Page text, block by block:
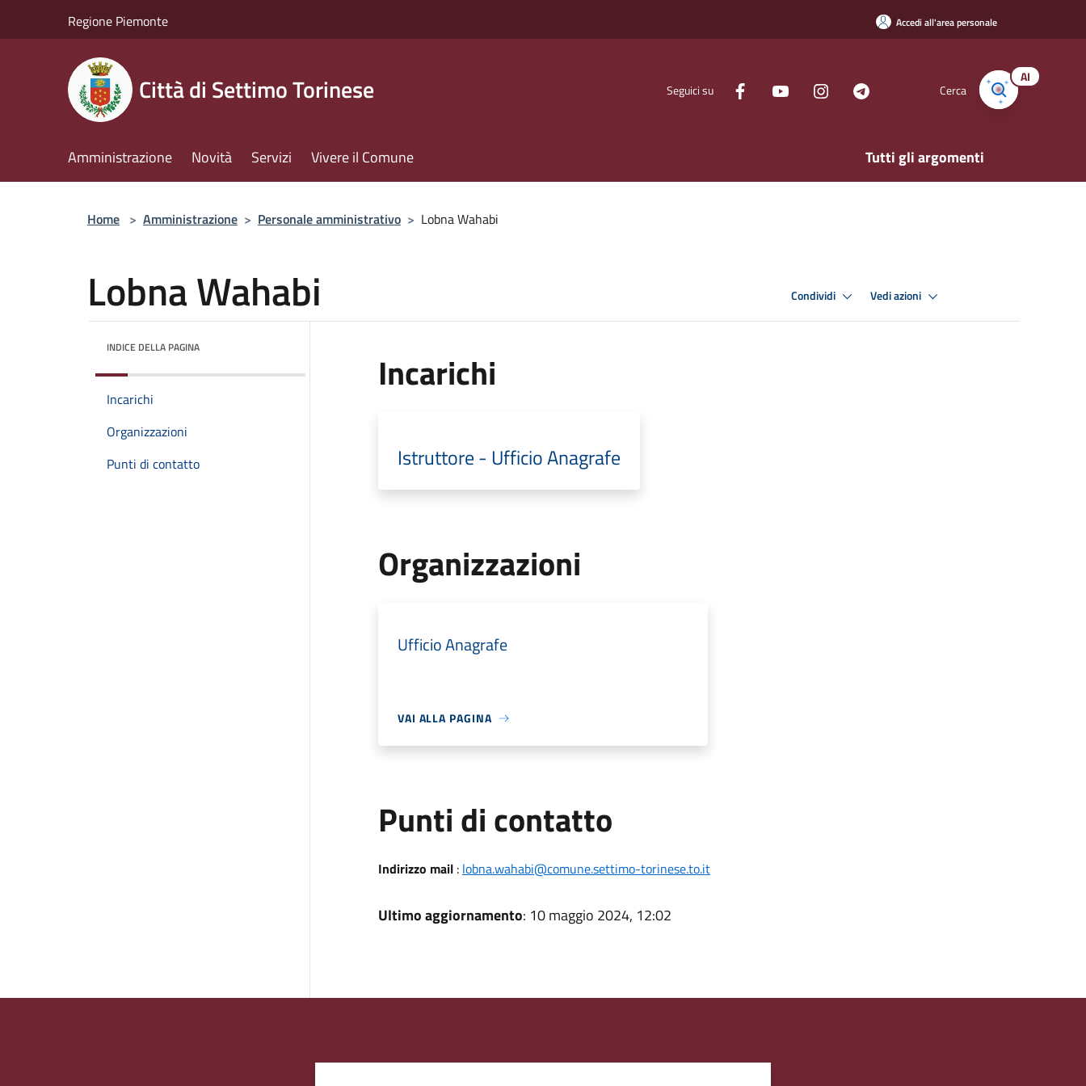
Regione Piemonte Accedi all'area personale
Città di Settimo Torinese Seguici su Cerca
AI
Amministrazione Novità Servizi Vivere il Comune Tutti gli argomenti
Home > Amministrazione > Personale amministrativo > Lobna Wahabi
Lobna Wahabi Condividi Vedi azioni
INDICE DELLA PAGINA
Incarichi
Organizzazioni
Punti di contatto
Incarichi
Istruttore - Ufficio Anagrafe
Organizzazioni
Ufficio Anagrafe
VAI ALLA PAGINA
Punti di contatto
Indirizzo mail: lobna.wahabi@comune.settimo-torinese.to.it
Ultimo aggiornamento: 10 maggio 2024, 12:02